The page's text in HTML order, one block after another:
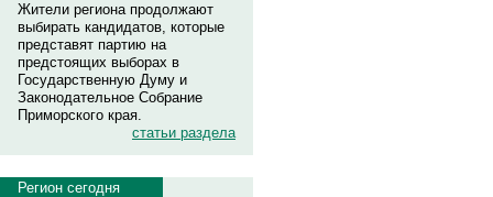
Жители региона продолжают
выбирать кандидатов, которые
представят партию на
предстоящих выборах в
Государственную Думу и
Законодательное Собрание
Приморского края.
статьи раздела
Регион сегодня